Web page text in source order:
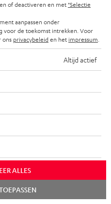
een hemels genot"
speelplezier"
of deactiveren en met "Selectie
aanpassen onder
voor de toekomst intrekken. Voor
ons privacybeleiden het impressum
Altijd actief
ALLES